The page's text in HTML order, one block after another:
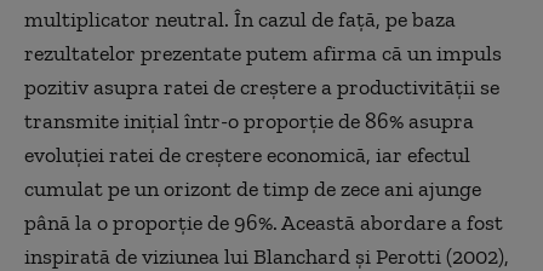
multiplicator neutral. În cazul de față, pe baza
rezultatelor prezentate putem afirma că un impuls
pozitiv asupra ratei de creștere a productivității se
transmite inițial într-o proporție de 86% asupra
evoluției ratei de creștere economică, iar efectul
cumulat pe un orizont de timp de zece ani ajunge
până la o proporție de 96%. Această abordare a fost
inspirată de viziunea lui Blanchard și Perotti (2002),